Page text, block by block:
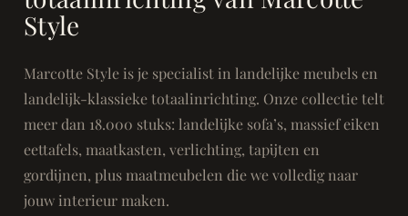
Style
Marcotte Style is je specialist in landelijke meubels en
landelijk-klassieke totaalinrichting. Onze collectie telt
meer dan 18.000 stuks: landelijke sofa’s, massief eiken
eettafels, maatkasten, verlichting, tapijten en
gordijnen, plus maatmeubelen die we volledig naar
jouw interieur maken.